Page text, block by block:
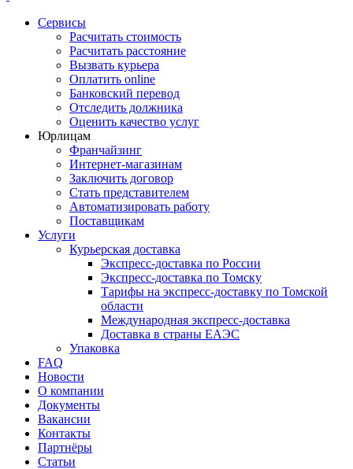
Сервисы
Расчитать стоимость
Расчитать расстояние
Вызвать курьера
Оплатить online
Банковский перевод
Отследить должника
Оценить качество услуг
Юрлицам
Франчайзинг
Интернет-магазинам
Заключить договор
Стать представителем
Автоматизировать работу
Поставщикам
Услуги
Курьерская доставка
Экспресс-доставка по России
Экспресс-доставка по Томску
Тарифы на экспресс-доставку по Томской
области
Международная экспресс-доставка
Доставка в страны ЕАЭС
Упаковка
FAQ
Новости
О компании
Документы
Вакансии
Контакты
Партнёры
Статьи